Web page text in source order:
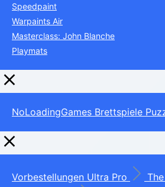
Speedpaint
Warpaints Air
Masterclass: John Blanche
Playmats
NoLoadingGames Brettspiele
Vorbestellungen Ultra Pro